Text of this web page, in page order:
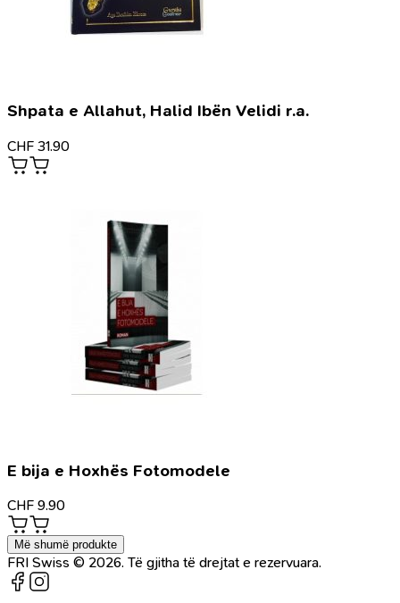
Shpata e Allahut, Halid Ibën Velidi r.a.
CHF 31.90
E bija e Hoxhës Fotomodele
CHF 9.90
Më shumë produkte
FRI Swiss © 2026. Të gjitha të drejtat e rezervuara.